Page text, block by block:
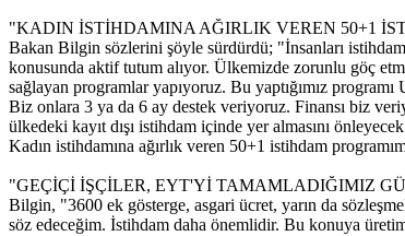
"KADIN İSTİHDAMINA AĞIRLIK VEREN 50+1
Bakan Bilgin sözlerini şöyle sürdürdü; "İnsanları
konusunda aktif tutum alıyor. Ülkemizde zorunlu göç
sağlayan programlar yapıyoruz. Bu yaptığımız
Biz onlara 3 ya da 6 ay destek veriyoruz. Finansı biz
ülkedeki kayıt dışı istihdam içinde yer almasını
Kadın istihdamına ağırlık veren 50+1 istihdam
"GEÇİÇİ İŞÇİLER, EYT'Yİ TAMAMLADIĞIMIZ
Bilgin, "3600 ek gösterge, asgari ücret, yarın da
söz edeceğim. İstihdam daha önemlidir. Bu konuya